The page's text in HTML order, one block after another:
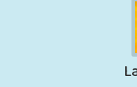
ROBOTS